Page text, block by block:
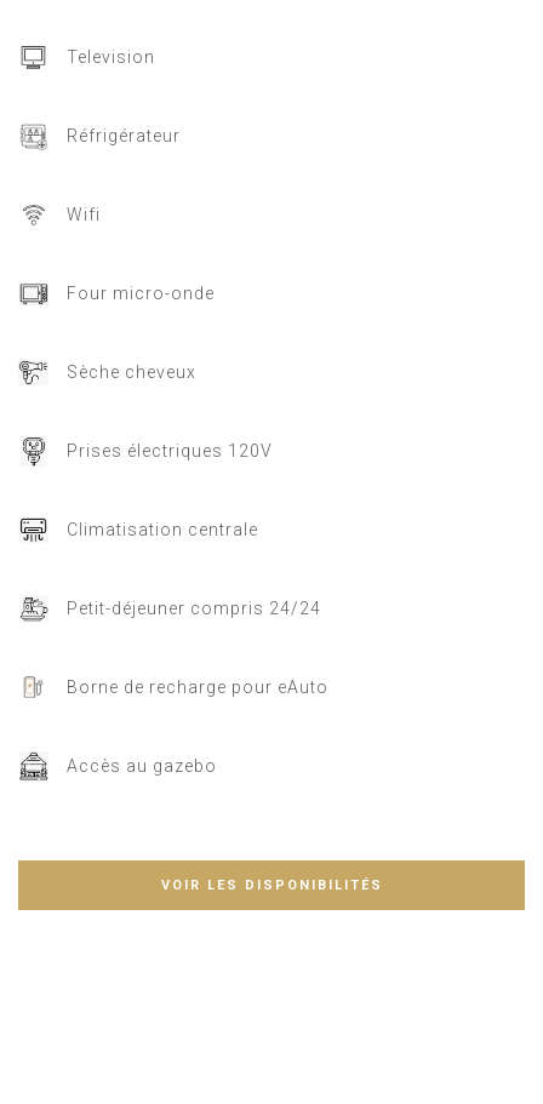
Television
Réfrigérateur
Wifi
Four micro-onde
Sèche cheveux
Prises électriques 120V
Climatisation centrale
Petit-déjeuner compris 24/24
Borne de recharge pour eAuto
Accès au gazebo
VOIR LES DISPONIBILITÉS